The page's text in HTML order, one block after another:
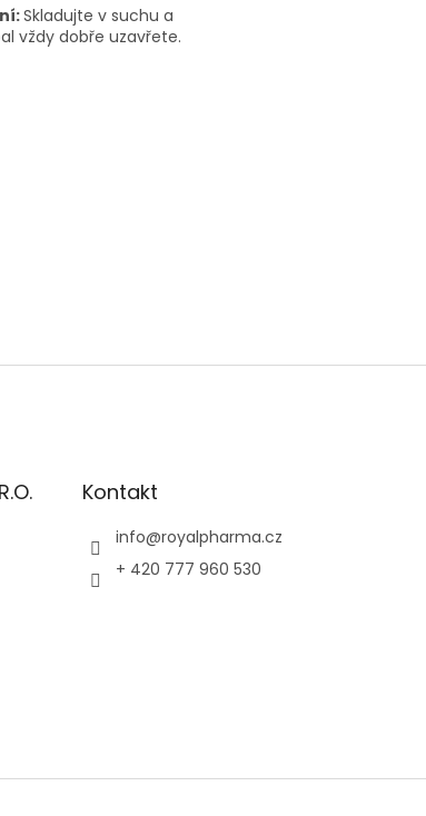
Skladujte v suchu a
vždy dobře uzavřete.
Kontakt
info@royalpharma.cz
+ 420 777 960 530